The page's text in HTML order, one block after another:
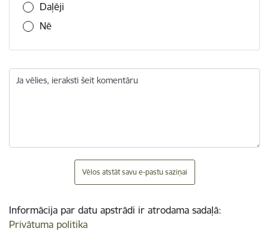
Daļēji
Nē
Ja vēlies, ieraksti šeit komentāru
Vēlos atstāt savu e-pastu saziņai
Informācija par datu apstrādi ir atrodama sadaļā:
Privātuma politika